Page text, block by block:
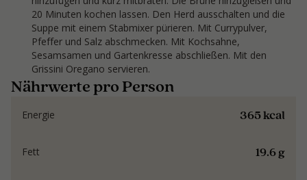
20 Minuten kochen lassen. Den Herd ausschalten und die
Suppe mit einem Stabmixer pürieren. Mit Currypulver,
Pfeffer und Salz abschmecken. Mit Kochsahne,
Sesamsamen und Gartenkresse abschließen. Mit den
Grissini Oregano servieren.
Nährwerte pro Person
365 kcal
Energie
19.6 g
Fett